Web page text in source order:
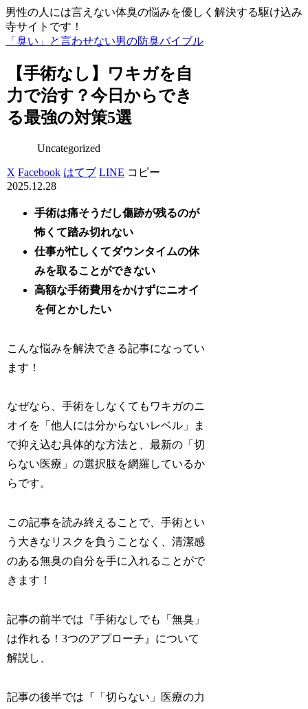
男性の人には言えない体臭の悩みを優しく解決する駆け込み
寺サイトです！
「臭い」と言わせない男の防臭バイブル
【手術なし】ワキガを自
力で治す？今日からでき
る最強の対策5選
Uncategorized
X Facebook はてブ LINE コピー
2025.12.28
手術は痛そうだし傷跡が残るのが
怖くて踏み切れない
仕事が忙しくてダウンタイムの休
みを取ることができない
高額な手術費用をかけずにニオイ
を何とかしたい
こんな悩みを解決できる記事になってい
ます！
なぜなら、手術をしなくてもワキガのニ
オイを「他人には分からないレベル」ま
で抑え込む具体的な方法と、最新の「切
らない医療」の選択肢を網羅しているか
らです。
この記事を読み終えることで、手術とい
う大きなリスクを負うことなく、清潔感
のある無臭の自分を手に入れることがで
きます！
記事の前半では『手術なしでも「無臭」
は作れる！3つのアプローチ』について
解説し、
記事の後半では『「切らない」医療の力